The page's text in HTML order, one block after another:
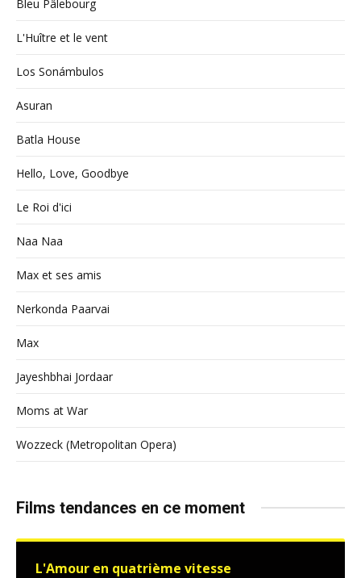
Bleu Pâlebourg
L'Huître et le vent
Los Sonámbulos
Asuran
Batla House
Hello, Love, Goodbye
Le Roi d'ici
Naa Naa
Max et ses amis
Nerkonda Paarvai
Max
Jayeshbhai Jordaar
Moms at War
Wozzeck (Metropolitan Opera)
Films tendances en ce moment
L'Amour en quatrième vitesse